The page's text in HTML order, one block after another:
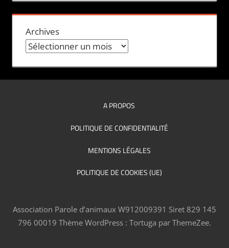
Archives
A PROPOS
POLITIQUE DE CONFIDENTIALITÉ
MENTIONS LÉGALES
POLITIQUE DE COOKIES (UE)
Association Parole d’animaux W912009391 Siret 829 145
796 00019 Thème WordPress : Tortuga par ThemeZee.